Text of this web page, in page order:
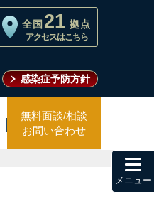
全国 21 拠点
アクセスはこちら
感染症予防方針
無料面談/相談
お問い合わせ